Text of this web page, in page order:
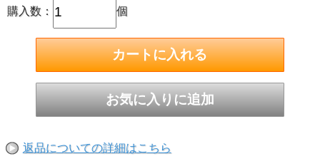
購入数： 個
返品についての詳細はこちら